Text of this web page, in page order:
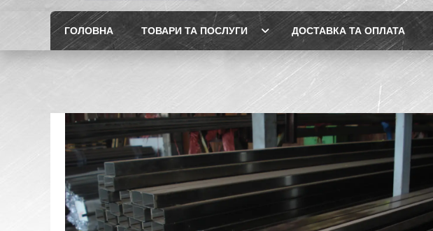
ГОЛОВНА ТОВАРИ ТА ПОСЛУГИ ДОСТАВКА ТА ОПЛАТА